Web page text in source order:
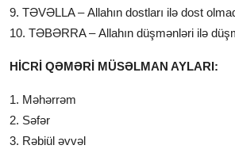
9. TƏVƏLLA – Allahın dostları ilə dost
10. TƏBƏRRA – Allahın düşmənləri ilə
HİCRİ QƏMƏRİ MÜSƏLMAN AYLARI:
1. Məhərrəm
2. Səfər
3. Rəbiül əvvəl